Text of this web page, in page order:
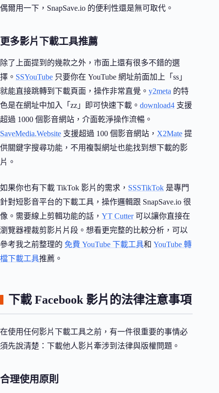
偶爾用一下，SnapSave.io 的便利性還是無可取代。
更多影片下載工具推薦
除了上面提到的幾款之外，市面上還有很多不錯的選
擇。 SSYouTube 只要你在 YouTube 網址前面加上「ss」
就能直接跳轉到下載頁面，操作非常直覺。 y2meta 的特
色是在網址中加入「zz」即可快速下載。 download4 支援
超過 1000 個影音網站，介面乾淨操作流暢。
SaveMedia.Website 支援超過 100 個影音網站， X2Mate 提
供關鍵字搜尋功能，不用複製網址也能找到想下載的影
片。
如果你也有下載 TikTok 影片的需求， SSSTikTok 是專門
針對短影音平台的下載工具，操作邏輯跟 SnapSave.io 很
像。需要線上剪輯功能的話， YT Cutter可以讓你直接在
瀏覽器裡裁剪影片片段。想看更完整的比較分析，可以
參考我之前整理的 免費 YouTube 下載工具和 YouTube 轉
檔下載工具推薦。
下載 Facebook 影片的法律注意事項
在使用任何影片下載工具之前，有一件很重要的事情必
須先說清楚：下載他人影片牽涉到法律與版權問題。
合理使用原則